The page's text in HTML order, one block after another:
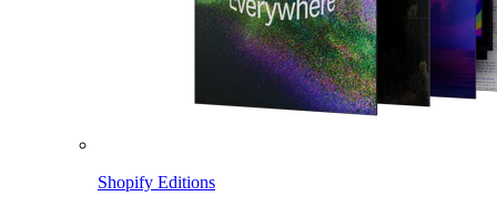
Shopify Editions